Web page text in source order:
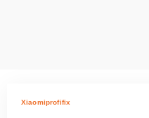
Xiaomiprofifix